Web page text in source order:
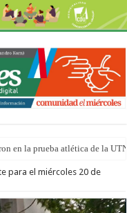
en la prueba atlética de la
Aníbal Sampayo
para el miércoles 20 de